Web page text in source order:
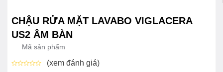
CHẬU RỬA MẶT LAVABO VIGLACERA
US2 ÂM BÀN
Mã sản phẩm
(xem đánh giá)